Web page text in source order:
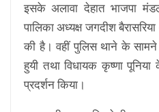
इसके अलावा देहात भाजपा
पालिका अध्यक्ष जगदीश
की है। वहीं पुलिस थाने के सामने
हुयी तथा विधायक कृष्णा
प्रदर्शन किया।